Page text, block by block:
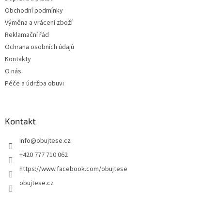
Obchodní podmínky
Výměna a vrácení zboží
Reklamační řád
Ochrana osobních údajů
Kontakty
O nás
Péče a údržba obuvi
Kontakt
info@obujtese.cz
+420 777 710 062
https://www.facebook.com/obujtese
obujtese.cz